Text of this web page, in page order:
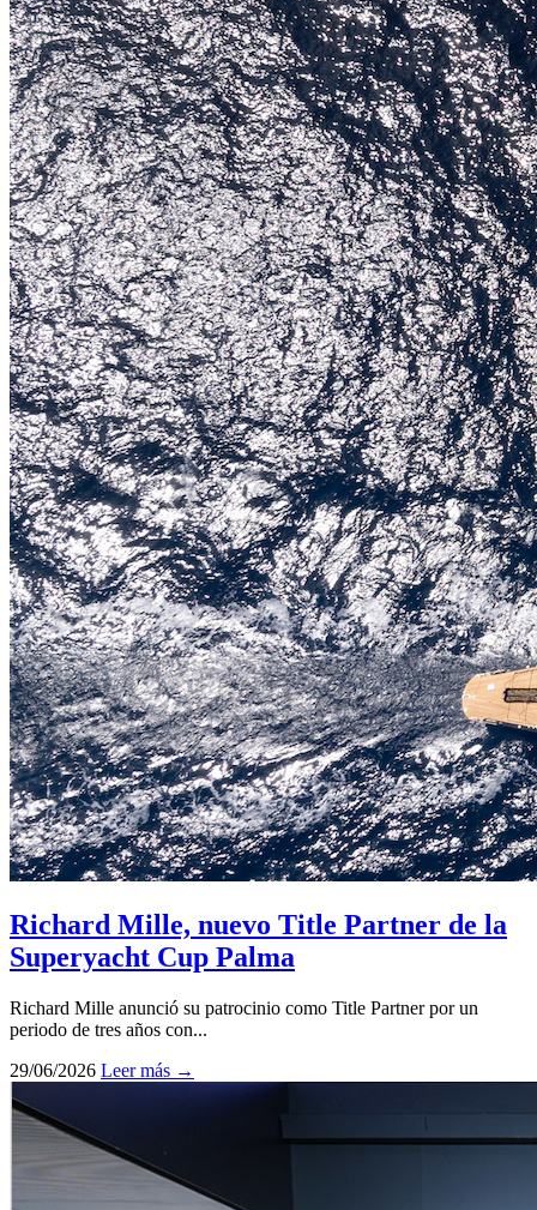
Richard Mille, nuevo Title Partner de la
Superyacht Cup Palma
Richard Mille anunció su patrocinio como Title Partner por un
periodo de tres años con...
29/06/2026 Leer más →